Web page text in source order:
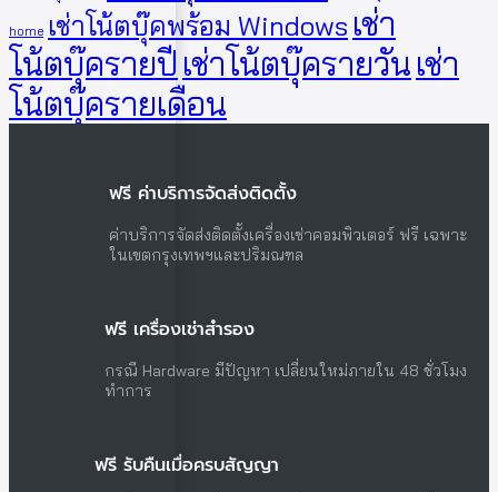
home เช่าโน้ตบุ๊คพร้อม Windows เช่า
โน้ตบุ๊ครายปี เช่าโน้ตบุ๊ครายวันเช่า
โน้ตบุ๊ครายเดือน
ฟรี ค่าบริการจัดส่งติดตั้ง
ค่าบริการจัดส่งติดตั้งเครื่องเช่าคอมพิวเตอร์ ฟรี เฉพาะ
ในเขตกรุงเทพฯและปริมณฑล
ฟรี เครื่องเช่าสำรอง
กรณี Hardware มีปัญหา เปลี่ยนใหม่ภายใน 48 ชั่วโมง
ทำการ
ฟรี รับคืนเมื่อครบสัญญา